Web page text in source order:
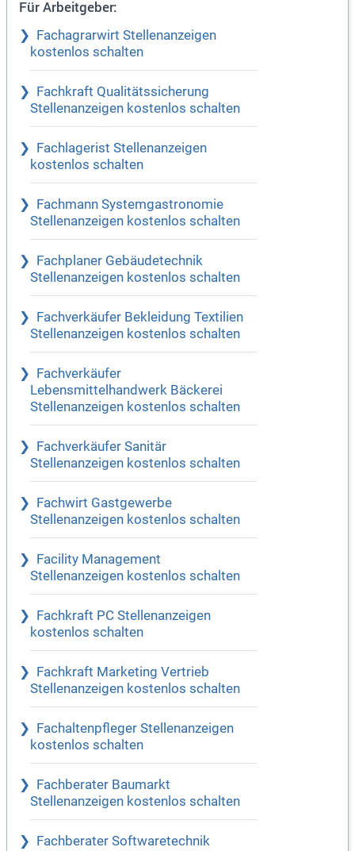
Für Arbeitgeber:
Fachagrarwirt Stellenanzeigen
kostenlos schalten
Fachkraft Qualitätssicherung
Stellenanzeigen kostenlos schalten
Fachlagerist Stellenanzeigen
kostenlos schalten
Fachmann Systemgastronomie
Stellenanzeigen kostenlos schalten
Fachplaner Gebäudetechnik
Stellenanzeigen kostenlos schalten
Fachverkäufer Bekleidung Textilien
Stellenanzeigen kostenlos schalten
Fachverkäufer
Lebensmittelhandwerk Bäckerei
Stellenanzeigen kostenlos schalten
Fachverkäufer Sanitär
Stellenanzeigen kostenlos schalten
Fachwirt Gastgewerbe
Stellenanzeigen kostenlos schalten
Facility Management
Stellenanzeigen kostenlos schalten
Fachkraft PC Stellenanzeigen
kostenlos schalten
Fachkraft Marketing Vertrieb
Stellenanzeigen kostenlos schalten
Fachaltenpfleger Stellenanzeigen
kostenlos schalten
Fachberater Baumarkt
Stellenanzeigen kostenlos schalten
Fachberater Softwaretechnik